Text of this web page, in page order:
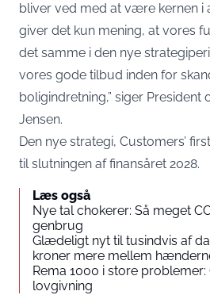
bliver ved med at være kernen i
giver det kun mening, at vores
det samme i den nye
vores gode tilbud inden for
boligindretning,” siger President
Jensen.
Den nye strategi, Customers’
til slutningen af finansåret 2028.
Læs også
Nye tal chokerer: Så meget
genbrug
Glædeligt nyt til tusindvis af
kroner mere mellem
Rema 1000 i store
lovgivning